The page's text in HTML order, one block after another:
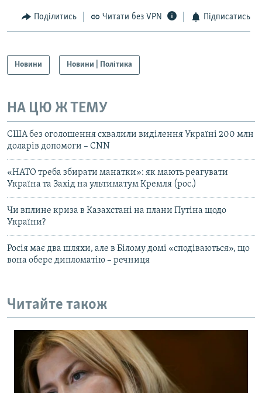
Поділитись Читати без VPN Підписатись
Новини Новини | Політика
НА ЦЮ Ж ТЕМУ
США без оголошення схвалили виділення Україні 200 млн
доларів допомоги – CNN
«НАТО треба збирати манатки»: як мають реагувати
Україна та Захід на ультиматум Кремля (рос.)
Чи вплине криза в Казахстані на плани Путіна щодо
України?
Росія має два шляхи, але в Білому домі «сподіваються», що
вона обере дипломатію – речниця
Читайте також